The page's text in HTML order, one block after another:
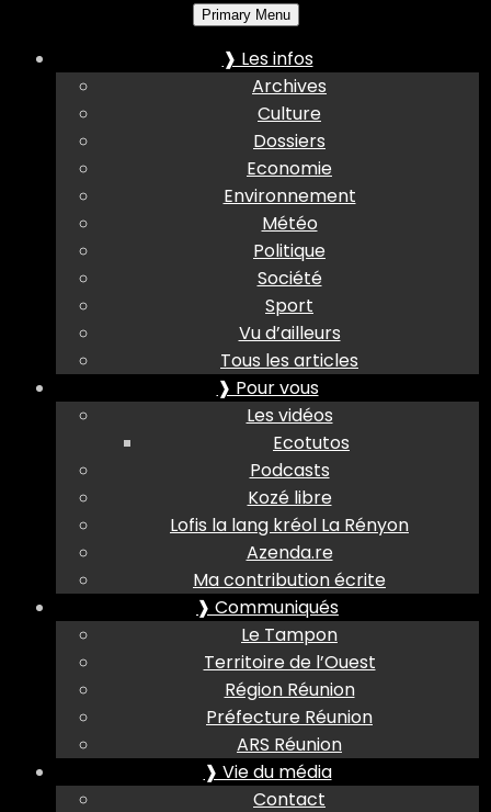
Primary Menu
❱ Les infos
Archives
Culture
Dossiers
Economie
Environnement
Météo
Politique
Société
Sport
Vu d’ailleurs
Tous les articles
❱ Pour vous
Les vidéos
Ecotutos
Podcasts
Kozé libre
Lofis la lang kréol La Rényon
Azenda.re
Ma contribution écrite
❱ Communiqués
Le Tampon
Territoire de l’Ouest
Région Réunion
Préfecture Réunion
ARS Réunion
❱ Vie du média
Contact